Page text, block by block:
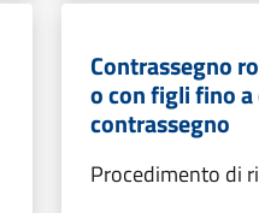
Contrassegno
o con figli fino
contrassegno
Procedimento di